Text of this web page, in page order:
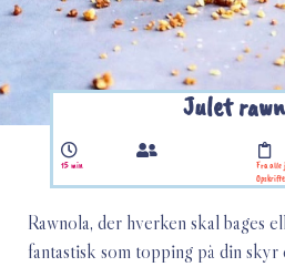
Julet
15 min Fra alle
Rawnola, der hverken skal bages
fantastisk som topping på din